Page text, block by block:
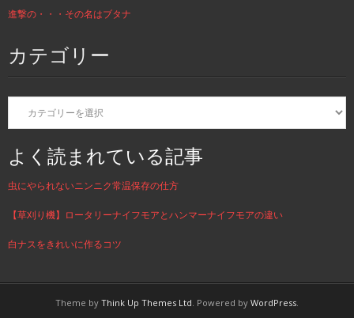
進撃の・・・その名はブタナ
カテゴリー
カ
ゴ
リ
ー
よく読まれている記事
虫にやられないニンニク常温保存の仕方
【草刈り機】ロータリーナイフモアとハンマーナイフモアの違い
白ナスをきれいに作るコツ
Theme by Think Up Themes Ltd . Powered by WordPress